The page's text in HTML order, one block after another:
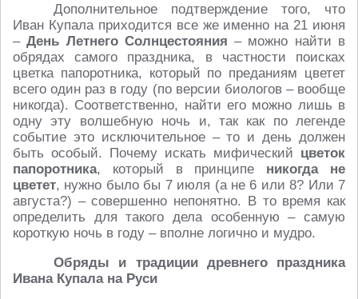
Дополнительное подтверждение того, что
Иван Купала приходится все же именно на 21 июня
–День Летнего Солнцестояния – можно найти в
обрядах самого праздника, в частности поисках
цветка папоротника, который по преданиям цветет
всего один раз в году (по версии биологов – вообще
никогда). Соответственно, найти его можно лишь в
одну эту волшебную ночь и, так как по легенде
событие это исключительное – то и день должен
быть особый. Почему искать мифический цветок
папоротника, который в принципе никогда не
цветет, нужно было бы 7 июля (а не 6 или 8? Или 7
августа?) – совершенно непонятно. В то время как
определить для такого дела особенную – самую
короткую ночь в году – вполне логично и мудро.
Обряды и традиции древнего праздника
Ивана Купала на Руси